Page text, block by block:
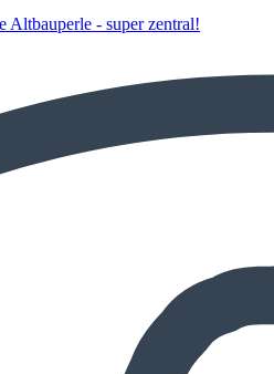
Altbauperle - super zentral!